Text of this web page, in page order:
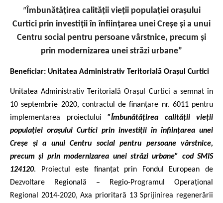
”Îmbunătățirea calității vieții populației orașului
Curtici prin investiții în înființarea unei Creșe și a unui
Centru social pentru persoane vârstnice, precum și
prin modernizarea unei străzi urbane”
Beneficiar: Unitatea Administrativ Teritorială Orașul Curtici
Unitatea Administrativ Teritorială Orașul Curtici a semnat în
10 septembrie 2020, contractul de finanțare nr. 6011 pentru
implementarea proiectului ”Îmbunătățirea calității vieții
populației orașului Curtici prin investiții în înființarea unei
Creșe și a unui Centru social pentru persoane vârstnice,
precum și prin modernizarea unei străzi urbane” cod SMIS
124120. Proiectul este finanțat prin Fondul European de
Dezvoltare Regională –
Regio-Programul Operațional
Regional 2014-2020, Axa prioritară 13 Sprijinirea regenerării